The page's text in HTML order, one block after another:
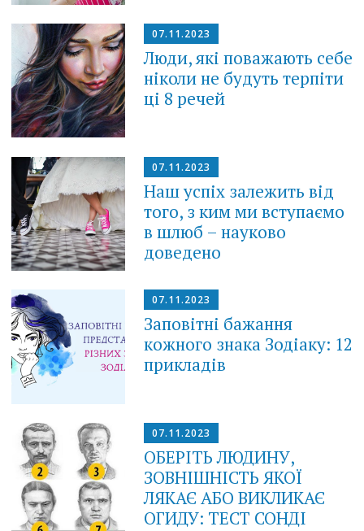
07.11.2023
Люди, які поважають себе
ніколи не будуть терпіти
ці 8 речей
07.11.2023
Наш успіх залежить від
того, з ким ми вступаємо
в шлюб – науково
доведено
07.11.2023
Заповітні бажання
кожного знака Зодіаку: 12
прикладів
07.11.2023
ОБЕРІТЬ ЛЮДИНУ,
ЗОВНІШНІСТЬ ЯКОЇ
ЛЯКАЄ АБО ВИКЛИКАЄ
ОГИДУ: ТЕСТ СОНДІ